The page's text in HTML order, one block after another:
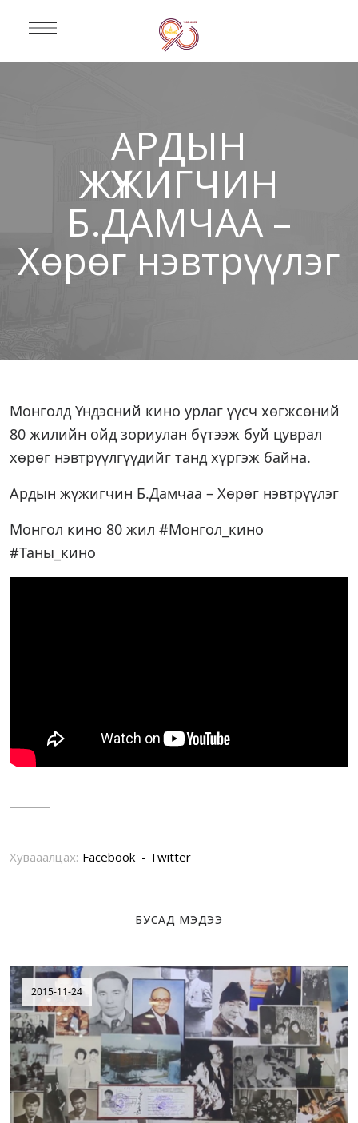
АРДЫН
ЖҮЖИГЧИН
Б.ДАМЧАА –
Хөрөг нэвтрүүлэг
Монголд Үндэсний кино урлаг үүсч хөгжсөний
80 жилийн ойд зориулан бүтээж буй цуврал
хөрөг нэвтрүүлгүүдийг танд хүргэж байна.
Ардын жүжигчин Б.Дамчаа – Хөрөг нэвтрүүлэг
Монгол кино 80 жил #Монгол_кино
#Таны_кино
Хувааалцах: Facebook Twitter
БУСАД МЭДЭЭ
2015-11-24